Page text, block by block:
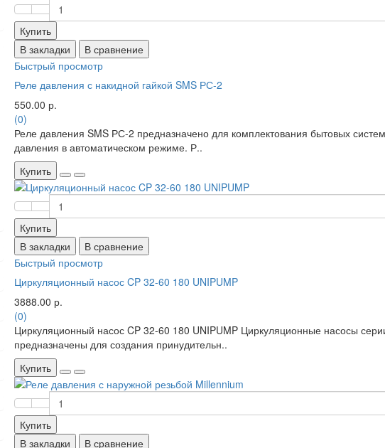
Купить
В закладки
В сравнение
Быстрый просмотр
Реле давления с накидной гайкой SMS РС-2
550.00 р.
(0)
Реле давления SMS РС-2 предназначено для комплектования бытовых
давления в автоматическом режиме. Р..
Купить
Купить
В закладки
В сравнение
Быстрый просмотр
Циркуляционный насос CP 32-60 180 UNIPUMP
3888.00 р.
(0)
Циркуляционный насос CP 32-60 180 UNIPUMP Циркуляционные насосы
предназначены для создания принудительн..
Купить
Купить
В закладки
В сравнение